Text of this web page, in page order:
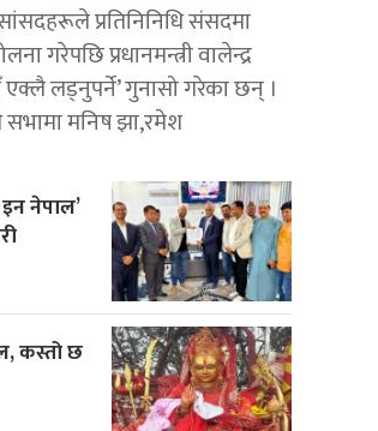
प्रतिनिनिधि संसदमा
गरेपछि प्रधानमन्त्री वालेन्द्र
लड्नुपर्ने’ गुनासो गरेका छन् ।
सभामा मनिष झा,रमेश
नेपाल’
कस्तो छ